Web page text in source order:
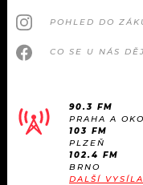
POHLED DO
CO SE U NÁS
90.3 FM
PRAHA A
103 FM
PLZEŇ
102.4 FM
BRNO
DALŠÍ